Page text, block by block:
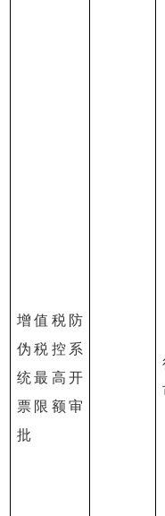
增值税防
伪税控系
统最高开
票限额审
批